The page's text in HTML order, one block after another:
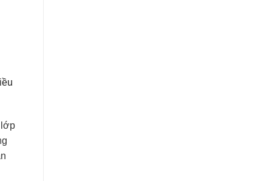
lớp